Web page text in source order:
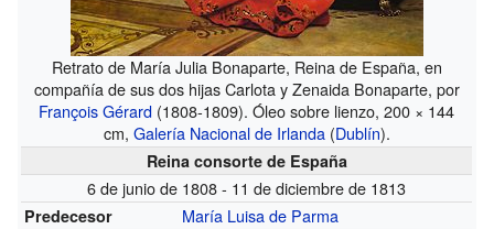
Retrato de María Julia Bonaparte, Reina de España, en
compañía de sus dos hijas Carlota y Zenaida Bonaparte, por
François Gérard (1808-1809). Óleo sobre lienzo, 200 × 144
cm, Galería Nacional de Irlanda(Dublín).
Reina consorte de España
6 de junio de 1808 - 11 de diciembre de 1813
Predecesor María Luisa de Parma